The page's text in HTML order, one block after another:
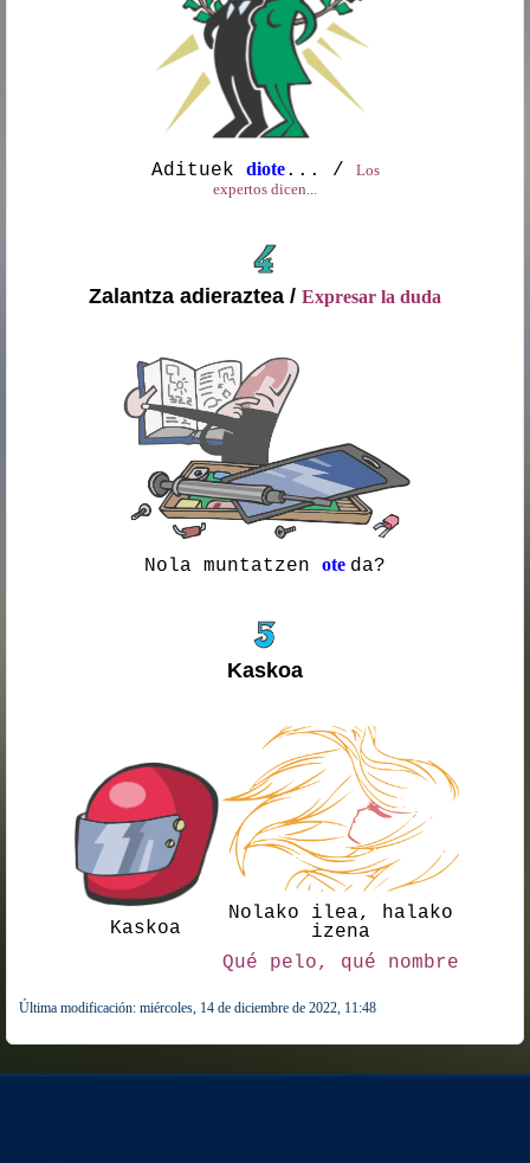
Adituek diote... /
Los
expertos dicen...
Zalantza adieraztea / Expresar la duda
Nola muntatzen ote da?
Kaskoa
Kaskoa
Nolako ilea, halako
izena
Qué pelo, qué nombre
Última modificación: miércoles, 14 de diciembre de 2022, 11:48